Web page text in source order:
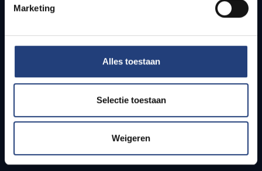
Marketing
Alles toestaan
Selectie toestaan
Weigeren
Studenten
PhD-studenten
Leerkrachten en secundaire scholen